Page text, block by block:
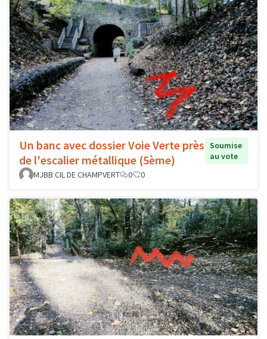
Un banc avec dossier Voie Verte près
de l'escalier métallique (5ème)
Soumise
au vote
MJBB CIL DE CHAMPVERT
0 0